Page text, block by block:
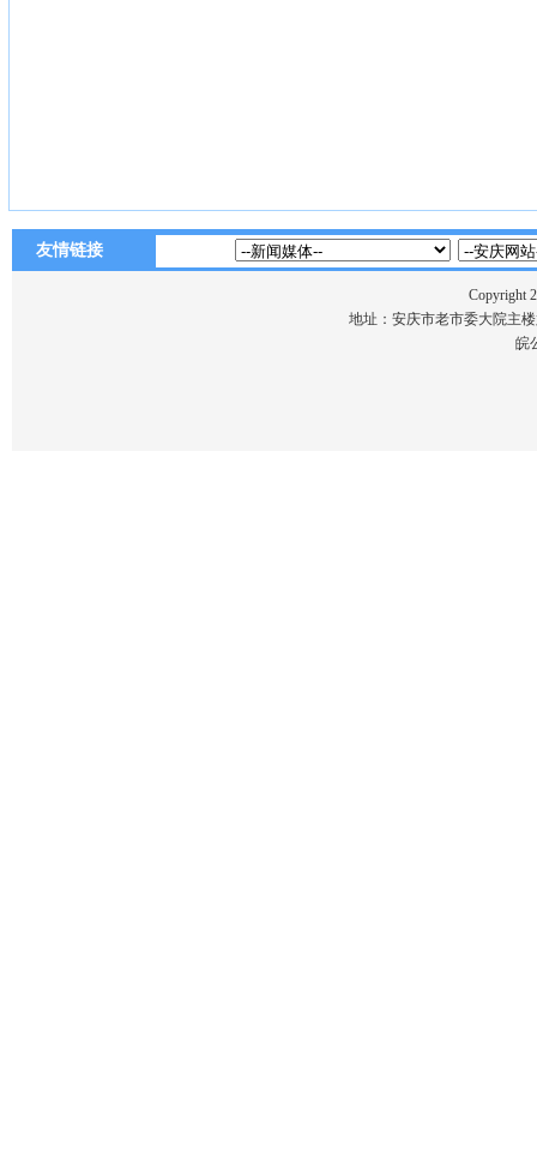
友情链接
Copyright
地址：安庆市老市委大院主楼
皖